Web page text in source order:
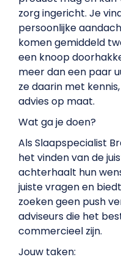
zorg ingericht. Je
persoonlijke
komen gemiddeld
een knoop
meer dan een paar
ze daarin met
advies op maat.
Wat ga je doen?
Als Slaapspecialist
het vinden van de
achterhaalt hun
juiste vragen en
zoeken geen push
adviseurs die het
commercieel zijn.
Jouw taken: